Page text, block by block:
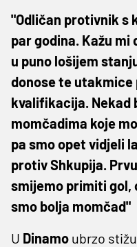
"Odličan protivnik s
par godina. Kažu
u puno lošijem
donose te
kvalifikacija. Nekad
momčadima koje
pa smo opet vidjeli
protiv Shkupija.
smijemo primiti gol,
smo bolja momčad"
U Dinamo ubrzo